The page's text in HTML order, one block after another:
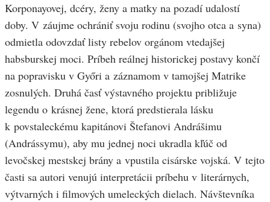
Korponayovej, dcéry, ženy a matky na pozadí udalostí
doby. V záujme ochrániť svoju rodinu (svojho otca a syna)
odmietla odovzdať listy rebelov orgánom vtedajšej
habsburskej moci. Príbeh reálnej historickej postavy končí
na popravisku v Győri a záznamom v tamojšej Matrike
zosnulých. Druhá časť výstavného projektu približuje
legendu o krásnej žene, ktorá predstierala lásku
k povstaleckému kapitánovi Štefanovi Andrášimu
(Andrássymu), aby mu jednej noci ukradla kľúč od
levočskej mestskej brány a vpustila cisárske vojská. V tejto
časti sa autori venujú interpretácii príbehu v literárnych,
výtvarných i filmových umeleckých dielach. Návštevníka